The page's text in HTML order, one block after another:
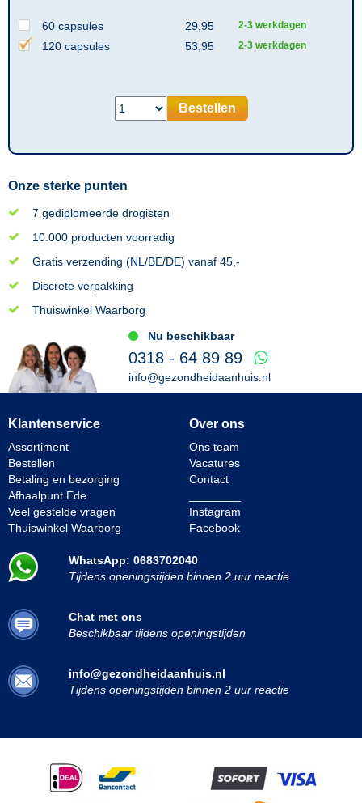
60 capsules 29,95 2-3 werkdagen
120 capsules 53,95 2-3 werkdagen
Bestellen
Onze sterke punten
7 gediplomeerde drogisten
10.000 producten voorradig
Gratis verzending (NL/BE/DE) vanaf 45,-
Discrete verpakking
Thuiswinkel Waarborg
Nu beschikbaar
0318 - 64 89 89
info@gezondheidaanhuis.nl
Klantenservice
Assortiment
Bestellen
Betaling en bezorging
Afhaalpunt Ede
Veel gestelde vragen
Thuiswinkel Waarborg
Over ons
Ons team
Vacatures
Contact
Instagram
Facebook
WhatsApp: 0683702040
Tijdens openingstijden binnen 2 uur reactie
Chat met ons
Beschikbaar tijdens openingstijden
info@gezondheidaanhuis.nl
Tijdens openingstijden binnen 2 uur reactie